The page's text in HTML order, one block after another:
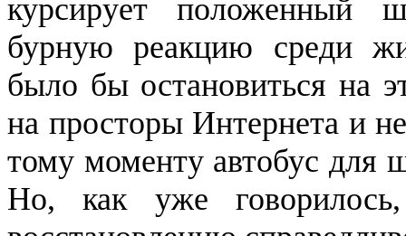
курсирует положенный
бурную реакцию среди
было бы остановиться на
на просторы Интернета и
тому моменту автобус для
Но, как уже